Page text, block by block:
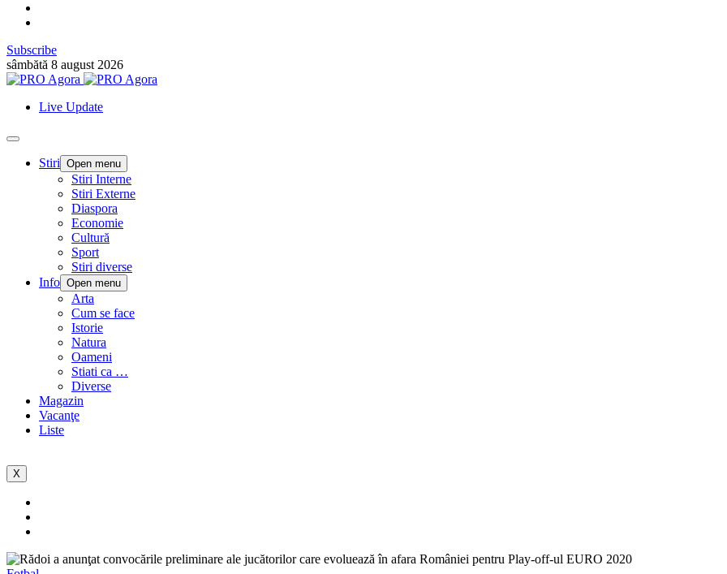
Subscribe
sâmbătă 8 august 2026
Live Update
Stiri Open menu
Stiri Interne
Stiri Externe
Diaspora
Economie
Cultură
Sport
Stiri diverse
Info Open menu
Arta
Cum se face
Istorie
Natura
Oameni
Stiati ca …
Diverse
Magazin
Vacanţe
Liste
X